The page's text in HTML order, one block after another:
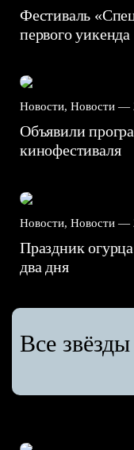
Фестиваль
первого уикенда
Новости, Новости —
Объявили
кинофестиваля
Новости, Новости —
Праздник
два дня
Все